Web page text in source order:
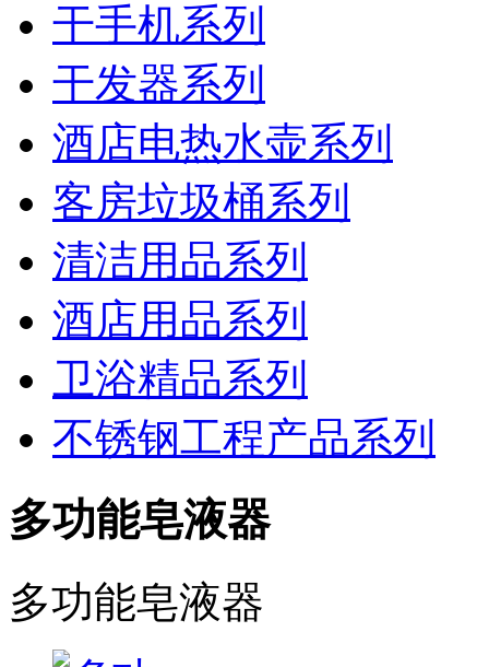
干手机系列
干发器系列
酒店电热水壶系列
客房垃圾桶系列
清洁用品系列
酒店用品系列
卫浴精品系列
不锈钢工程产品系列
多功能皂液器
多功能皂液器